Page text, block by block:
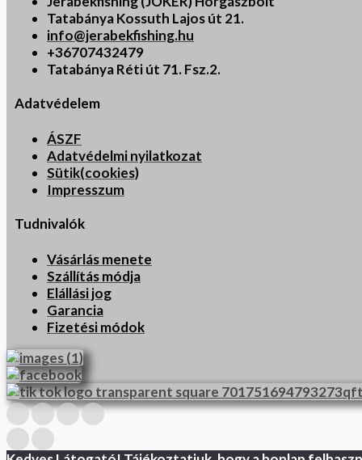
Tatabánya Kossuth Lajos út 21.
info@jerabekfishing.hu
+36707432479
Tatabánya Réti út 71. Fsz.2.
Adatvédelem
ÁSZF
Adatvédelmi nyilatkozat
Sütik(cookies)
Impresszum
Tudnivalók
Vásárlás menete
Szállítás módja
Elállási jog
Garancia
Fizetési módok